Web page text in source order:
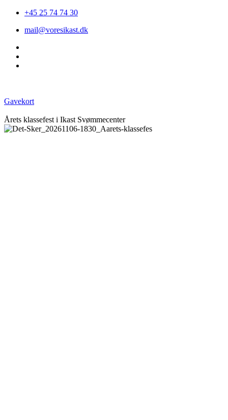
+45 25 74 74 30
mail@voresikast.dk
Gavekort
Årets klassefest i Ikast Svømmecenter